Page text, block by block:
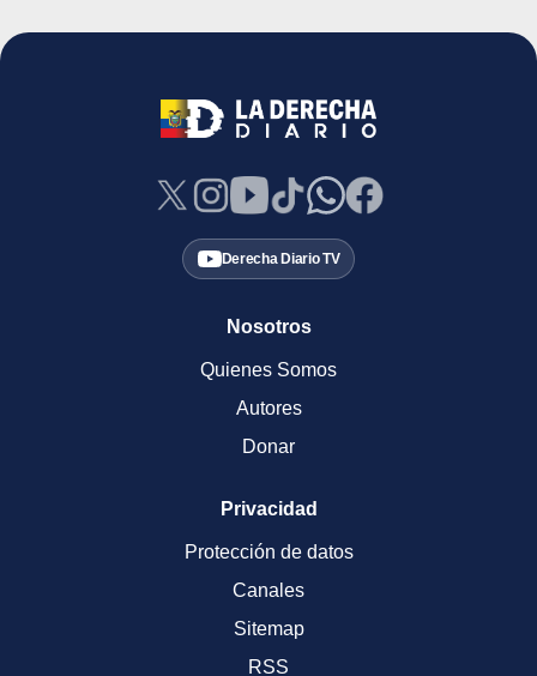
Derecha Diario TV
Nosotros
Quienes Somos
Autores
Donar
Privacidad
Protección de datos
Canales
Sitemap
RSS